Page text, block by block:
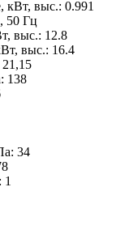
кВт, выс.: 0.991
50 Гц
выс.: 12.8
выс.: 16.4
138
34
1